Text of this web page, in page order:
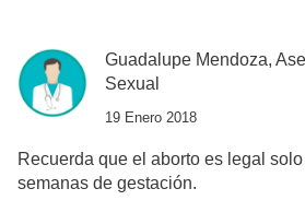
Guadalupe Mendoza,
Sexual
19 Enero 2018
Recuerda que el aborto es legal
semanas de gestación.